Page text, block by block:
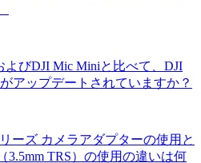
びDJI Mic Miniと比べて、DJI
アップデートされていますか？
ーズ カメラアダプターの使用と
3.5mm TRS）の使用の違いは何